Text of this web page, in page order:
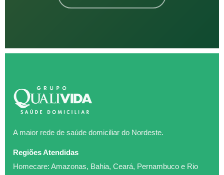
A maior rede de saúde domiciliar do Nordeste.
Regiões Atendidas
Homecare: Amazonas, Bahia, Ceará, Pernambuco e Rio